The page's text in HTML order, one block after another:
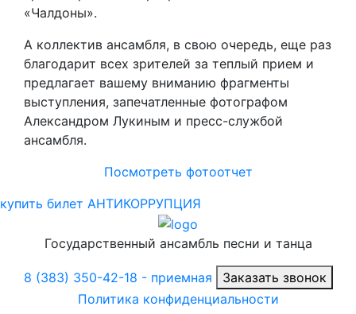
«Чалдоны».
А коллектив ансамбля, в свою очередь, еще раз
благодарит всех зрителей за теплый прием и
предлагает вашему вниманию фрагменты
выступления, запечатленные фотографом
Александром Лукиным и пресс-службой
ансамбля.
Посмотреть фотоотчет
купить билет АНТИКОРРУПЦИЯ
Государственный ансамбль песни и танца
8 (383) 350-42-18 - приемная
Заказать звонок
Политика конфиденциальности